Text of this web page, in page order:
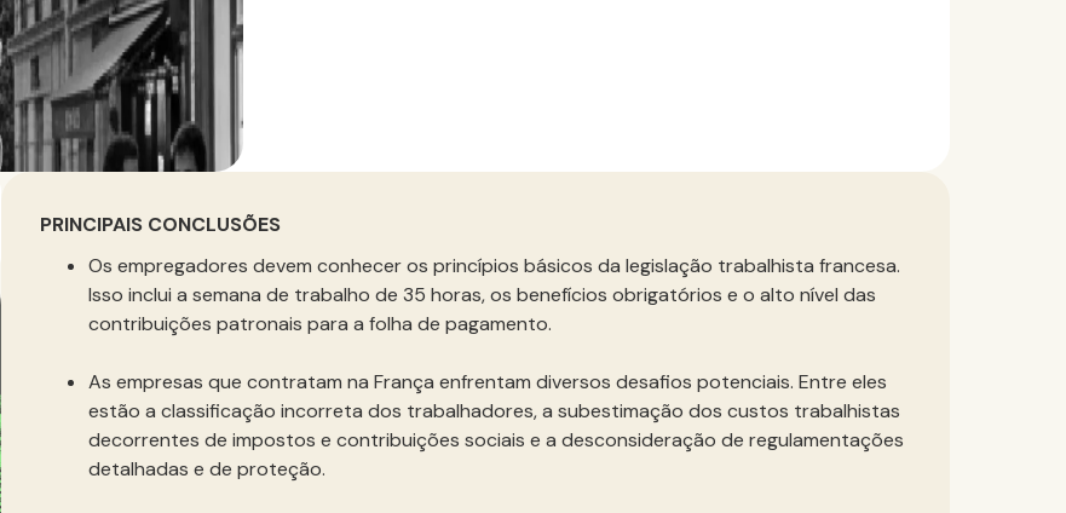
PRINCIPAIS CONCLUSÕES
Os empregadores devem conhecer os princípios básicos da legislação trabalhista francesa.
Isso inclui a semana de trabalho de 35 horas, os benefícios obrigatórios e o alto nível das
contribuições patronais para a folha de pagamento.
As empresas que contratam na França enfrentam diversos desafios potenciais. Entre eles
estão a classificação incorreta dos trabalhadores, a subestimação dos custos trabalhistas
decorrentes de impostos e contribuições sociais e a desconsideração de regulamentações
detalhadas e de proteção.